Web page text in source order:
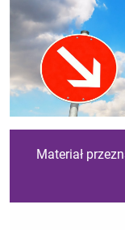
Materiał